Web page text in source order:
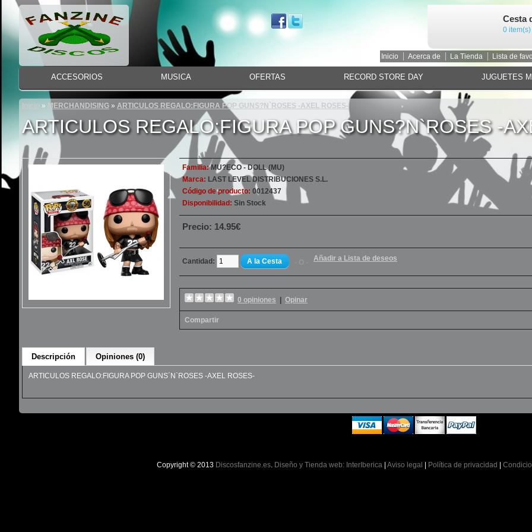
Cesta
0
Inicio Acerca de La Tienda Lista de
ACCESORIOS MUSICA OFERTAS RECORD STORE DAY JUGUETES
Inicio » MERCHANDISING » ARTICULOS REGALO:FIGURA POP GUNS?N`ROSES -AXEL ROSES-
ARTICULOS REGALO:FIGURA POP GUNS?N`ROSES -
Familia:MU?ECO - DOLL (MU)
Marca: LAST LEVEL DISTRIBUCIONES S.L.
Código de producto: 0012437
Disponibilidad: Sin Stock
Precio: 14.95€
Cantidad: A la Cesta Añadir a Lista de deseos
0 opiniones Opinar
Compartir
Descripción Opiniones (0)
ARTICULOS REGALO:FIGURA POP GUNS´N`ROSES -AXEL ROSES-
Copyright © 2013 Discosfanzine.es. Diseño y Tienda web: InterIberica| Aviso legal Política de privacidad